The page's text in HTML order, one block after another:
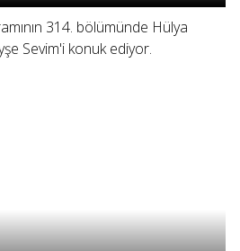
314. bölümünde Hülya
Sevim'i konuk ediyor.